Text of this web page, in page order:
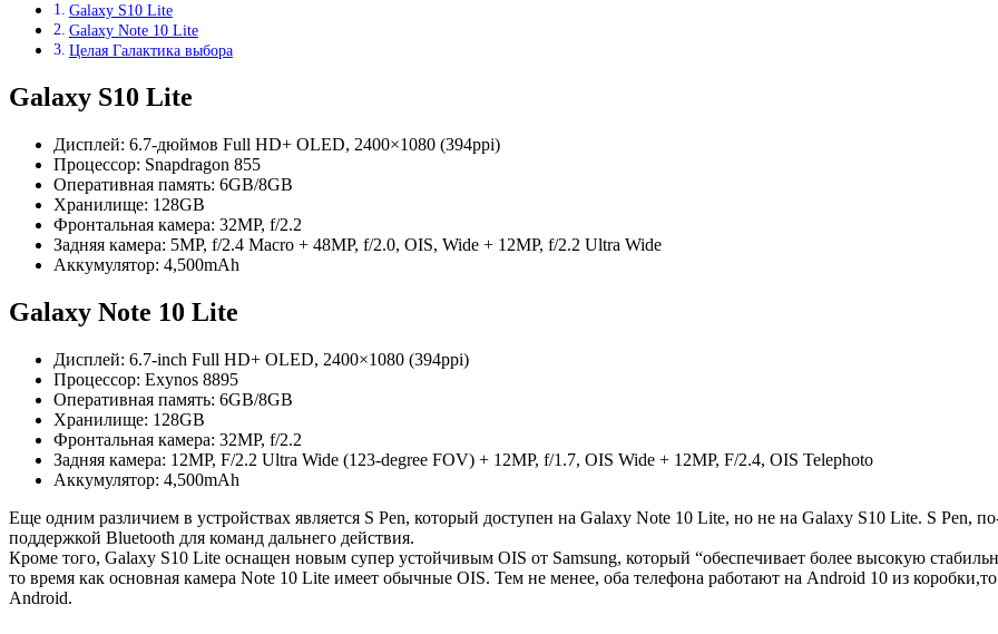
Galaxy S10 Lite
Galaxy Note 10 Lite
Целая Галактика выбора
Galaxy S10 Lite
Дисплей: 6.7-дюймов Full HD+ OLED, 2400×1080 (394ppi)
Процессор: Snapdragon 855
Оперативная память: 6GB/8GB
Хранилище: 128GB
Фронтальная камера: 32MP, f/2.2
Задняя камера: 5MP, f/2.4 Macro + 48MP, f/2.0, OIS, Wide + 12MP, f/2.2 Ultra Wide
Аккумулятор: 4,500mAh
Galaxy Note 10 Lite
Дисплей: 6.7-inch Full HD+ OLED, 2400×1080 (394ppi)
Процессор: Exynos 8895
Оперативная память: 6GB/8GB
Хранилище: 128GB
Фронтальная камера: 32MP, f/2.2
Задняя камера: 12MP, F/2.2 Ultra Wide (123-degree FOV) + 12MP, f/1.7, OIS Wide + 12MP, F/2.4, OIS Telephoto
Аккумулятор: 4,500mAh
Еще одним различием в устройствах является S Pen, который доступен на Galaxy Note 10 Lite, но не на Galaxy S10 Lite. S Pen,
поддержкой Bluetooth для команд дальнего действия.
Кроме того, Galaxy S10 Lite оснащен новым супер устойчивым OIS от Samsung, который “обеспечивает более высокую
то время как основная камера Note 10 Lite имеет обычные OIS. Тем не менее, оба телефона работают на Android 10 из
Android.